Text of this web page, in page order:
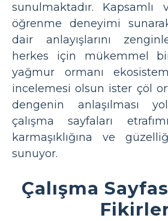
sunulmaktadır.
öğrenme deneyimi
dair anlayışlarını
herkes için mükemmel
yağmur ormanı
incelemesi olsun ister çöl
dengenin anlaşılması
çalışma sayfaları
karmaşıklığına ve
sunuyor.
Çalışma